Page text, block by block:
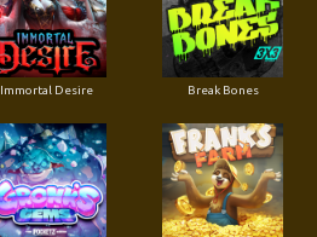
Immortal Desire Break Bones